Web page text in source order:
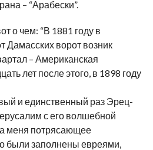
– “Арабески”.
о чем: “В 1881 году в
Дамасских ворот возник
– Американская
лет после этого, в 1898 году
и единственный раз Эрец-
с его волшебной
меня потрясающее
были заполнены евреями,